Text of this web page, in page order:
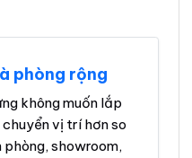
phòng rộng
không muốn lắp
vị trí hơn so
showroom,